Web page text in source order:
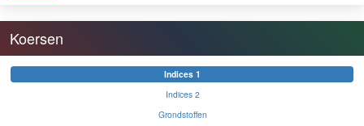
Koersen
Indices 1
Indices 2
Grondstoffen